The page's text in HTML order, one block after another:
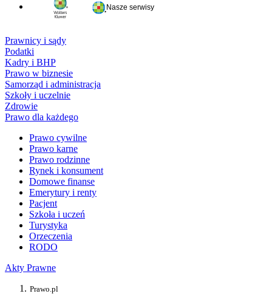
Nasze serwisy
Prawnicy i sądy
Podatki
Kadry i BHP
Prawo w biznesie
Samorząd i administracja
Szkoły i uczelnie
Zdrowie
Prawo dla każdego
Prawo cywilne
Prawo karne
Prawo rodzinne
Rynek i konsument
Domowe finanse
Emerytury i renty
Pacjent
Szkoła i uczeń
Turystyka
Orzeczenia
RODO
Akty Prawne
Prawo.pl